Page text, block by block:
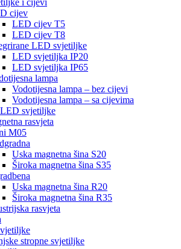
i cijevi
cijev
LED cijev T5
LED cijev T8
LED svjetiljke
LED svjetiljka IP20
LED svjetiljka IP65
lampa
Vodotijesna lampa – bez cijevi
Vodotijesna lampa – sa cijevima
svjetiljke
rasvjeta
M05
Uska magnetna šina S20
Široka magnetna šina S35
Uska magnetna šina R20
Široka magnetna šina R35
rasvjeta
stropne svjetiljke